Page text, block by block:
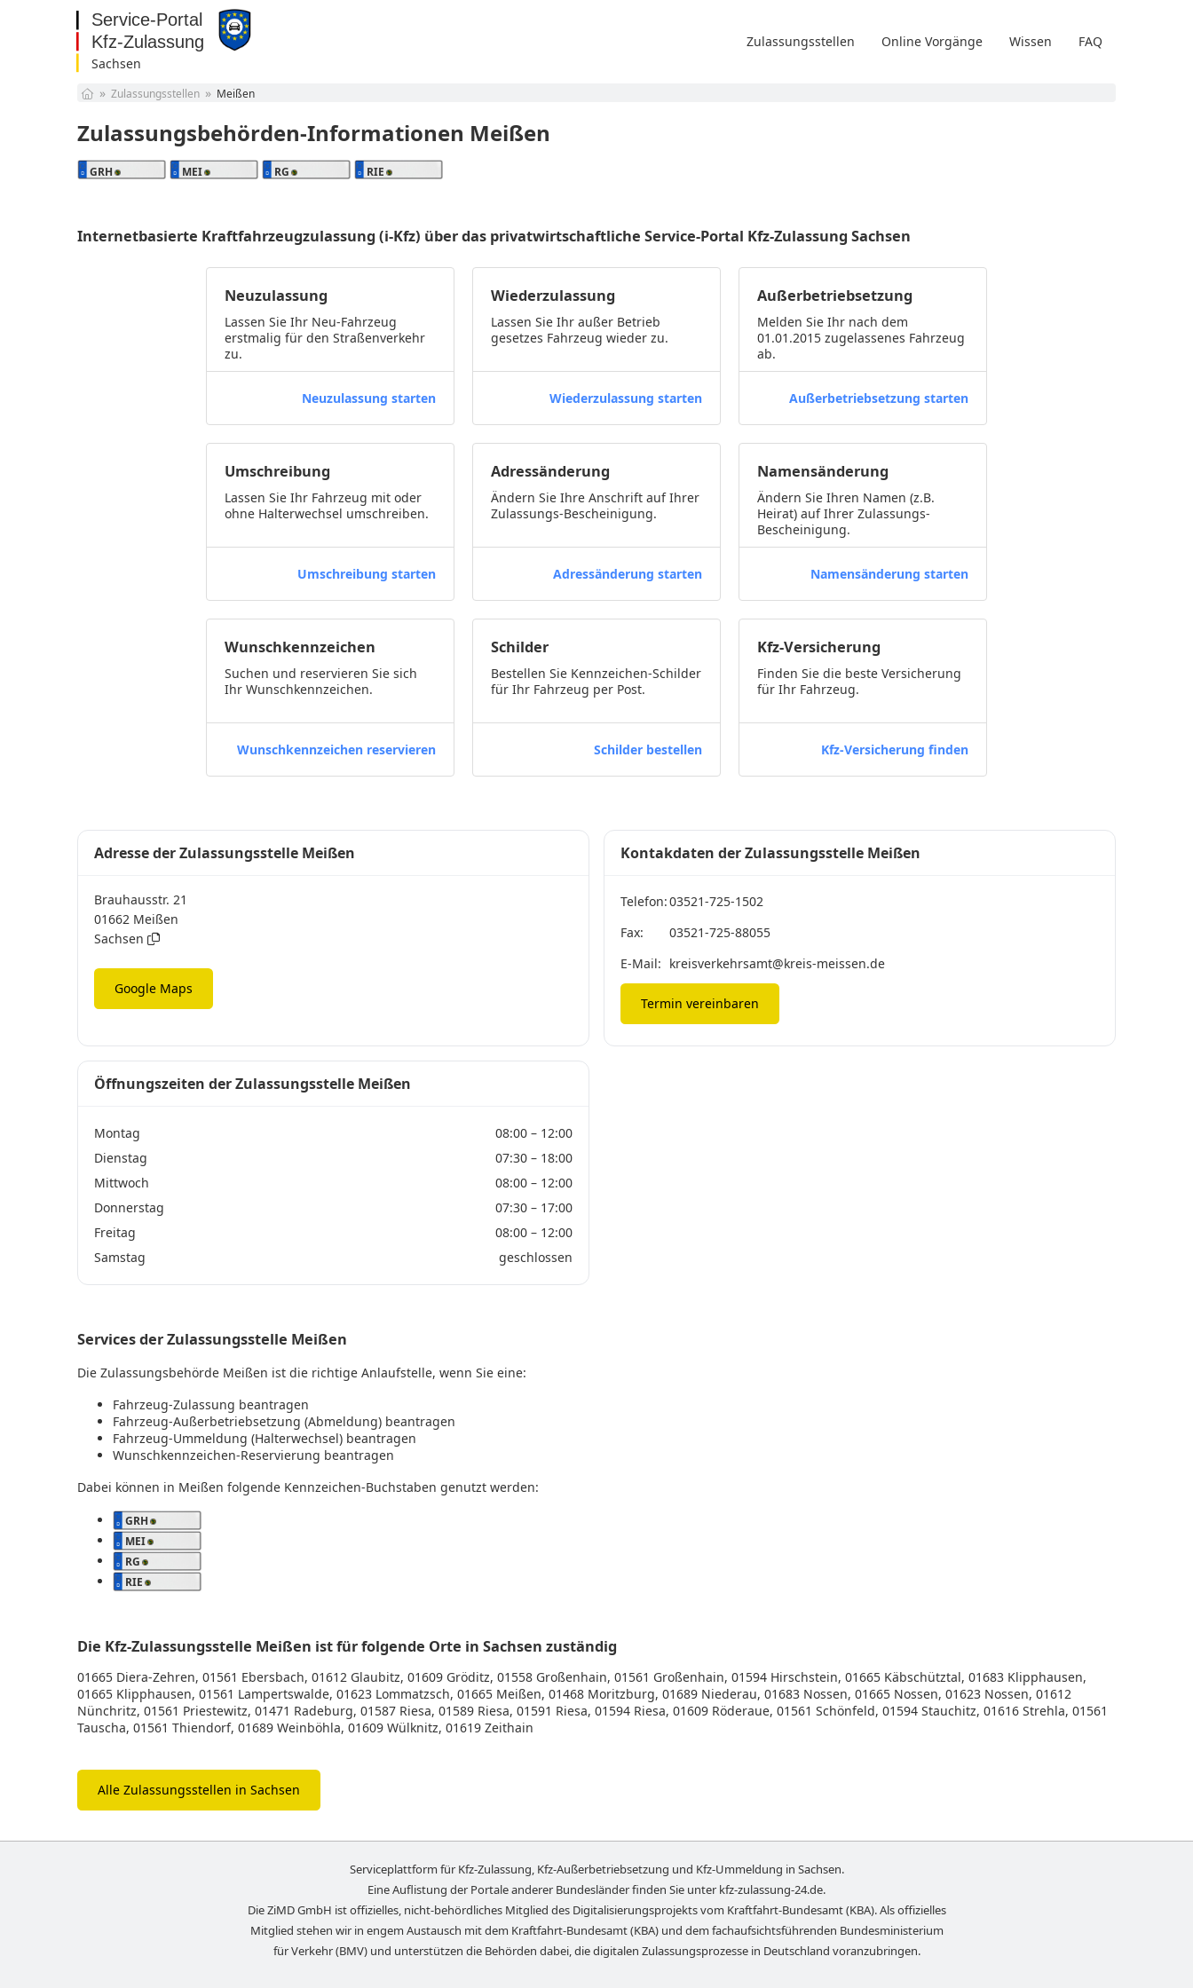
Sachsen
Bayern
Brandenburg
Bremen
Hamburg
Vorpommern
Niedersachsen
Schleswig-Holstein
Zulassungsstellen Online Vorgänge Wissen FAQ
Zulassungsstellen Meißen
Zulassungsbehörden-Informationen Meißen
GRH MEI RG RIE
Internetbasierte Kraftfahrzeugzulassung (i-Kfz) über das privatwirtschaftliche Service-Portal Kfz-Zulassung Sachsen
Neuzulassung
Lassen Sie Ihr Neu-Fahrzeug
erstmalig für den Straßenverkehr
zu.
Neuzulassung starten
Wiederzulassung
Lassen Sie Ihr außer Betrieb
gesetzes Fahrzeug wieder zu.
Wiederzulassung starten
Außerbetriebsetzung
Melden Sie Ihr nach dem
01.01.2015 zugelassenes Fahrzeug
ab.
Außerbetriebsetzung starten
Umschreibung
Lassen Sie Ihr Fahrzeug mit oder
ohne Halterwechsel umschreiben.
Umschreibung starten
Adressänderung
Ändern Sie Ihre Anschrift auf Ihrer
Zulassungs-Bescheinigung.
Adressänderung starten
Namensänderung
Ändern Sie Ihren Namen (z.B.
Heirat) auf Ihrer Zulassungs-
Bescheinigung.
Namensänderung starten
Wunschkennzeichen
Suchen und reservieren Sie sich
Ihr Wunschkennzeichen.
Wunschkennzeichen reservieren
Schilder
Bestellen Sie Kennzeichen-Schilder
für Ihr Fahrzeug per Post.
Schilder bestellen
Kfz-Versicherung
Finden Sie die beste Versicherung
für Ihr Fahrzeug.
Kfz-Versicherung finden
Adresse der Zulassungsstelle Meißen
Brauhausstr. 21
01662 Meißen
Sachsen
Google Maps
Kontakdaten der Zulassungsstelle Meißen
Telefon:03521-725-1502
Fax:
03521-725-88055
E-Mail: kreisverkehrsamt@kreis-meissen.de
Termin vereinbaren
Öffnungszeiten der Zulassungsstelle Meißen
Montag
08:00 – 12:00
Dienstag
07:30 – 18:00
Mittwoch
08:00 – 12:00
Donnerstag
07:30 – 17:00
Freitag
08:00 – 12:00
Samstag
geschlossen
Services der Zulassungsstelle Meißen
Die Zulassungsbehörde Meißen ist die richtige Anlaufstelle, wenn Sie eine:
Fahrzeug-Zulassung beantragen
Fahrzeug-Außerbetriebsetzung (Abmeldung) beantragen
Fahrzeug-Ummeldung (Halterwechsel) beantragen
Wunschkennzeichen-Reservierung beantragen
Dabei können in Meißen folgende Kennzeichen-Buchstaben genutzt werden:
GRH
MEI
RG
RIE
Die Kfz-Zulassungsstelle Meißen ist für folgende Orte in Sachsen zuständig
01665 Diera-Zehren, 01561 Ebersbach, 01612 Glaubitz, 01609 Gröditz, 01558 Großenhain, 01561 Großenhain, 01594 Hirschstein, 01665 Käbschütztal, 01683 Klipphausen,
01665 Klipphausen, 01561 Lampertswalde, 01623 Lommatzsch, 01665 Meißen, 01468 Moritzburg, 01689 Niederau, 01683 Nossen, 01665 Nossen, 01623 Nossen, 01612
Nünchritz, 01561 Priestewitz, 01471 Radeburg, 01587 Riesa, 01589 Riesa, 01591 Riesa, 01594 Riesa, 01609 Röderaue, 01561 Schönfeld, 01594 Stauchitz, 01616 Strehla, 01561
Tauscha, 01561 Thiendorf, 01689 Weinböhla, 01609 Wülknitz, 01619 Zeithain
Alle Zulassungsstellen in Sachsen
Serviceplattform für Kfz-Zulassung, Kfz-Außerbetriebsetzung und Kfz-Ummeldung in Sachsen.
Eine Auflistung der Portale anderer Bundesländer finden Sie unter kfz-zulassung-24.de.
Die ZiMD GmbH ist offizielles, nicht-behördliches Mitglied des Digitalisierungsprojekts vom Kraftfahrt-Bundesamt (KBA). Als offizielles
Mitglied stehen wir in engem Austausch mit dem Kraftfahrt-Bundesamt (KBA) und dem fachaufsichtsführenden Bundesministerium
für Verkehr (BMV) und unterstützen die Behörden dabei, die digitalen Zulassungsprozesse in Deutschland voranzubringen.